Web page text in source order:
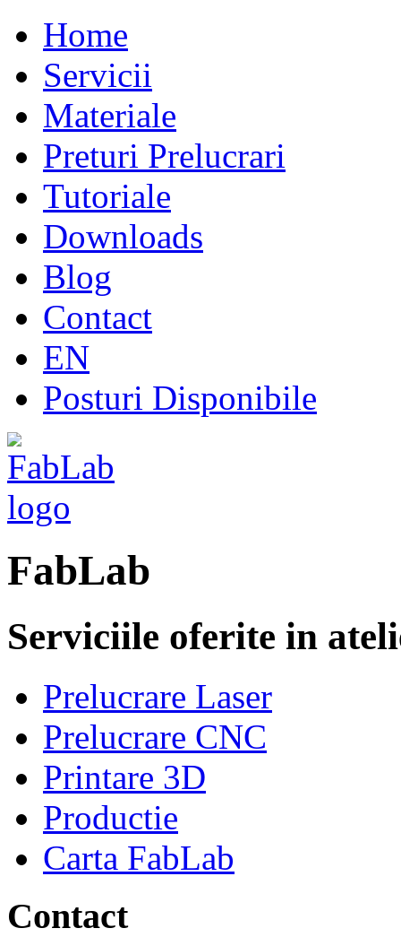
Home
Servicii
Materiale
Preturi Prelucrari
Tutoriale
Downloads
Blog
Contact
EN
Posturi Disponibile
FabLab
Serviciile oferite in
Prelucrare Laser
Prelucrare CNC
Printare 3D
Productie
Carta FabLab
Contact